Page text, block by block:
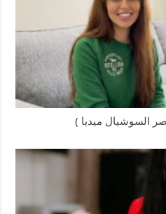
السوشيال ميديا )